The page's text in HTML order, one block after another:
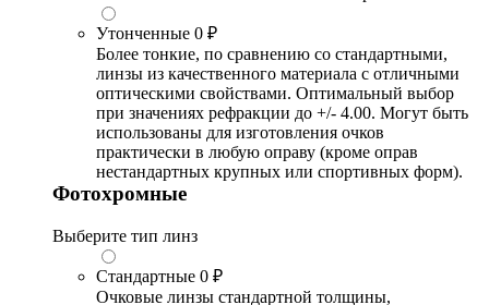
Утонченные 0 ₽
Более тонкие, по сравнению со стандартными,
линзы из качественного материала с отличными
оптическими свойствами. Оптимальный выбор
при значениях рефракции до +/- 4.00. Могут быть
использованы для изготовления очков
практически в любую оправу (кроме оправ
нестандартных крупных или спортивных форм).
Фотохромные
Выберите тип линз
Стандартные 0 ₽
Очковые линзы стандартной толщины,